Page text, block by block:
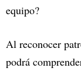
equipo?
Al reconocer
podrá